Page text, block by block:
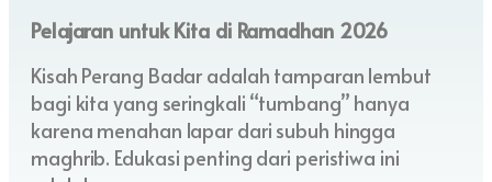
Pelajaran untuk Kita di Ramadhan 2026
Kisah Perang Badar adalah tamparan lembut
bagi kita yang seringkali “tumbang” hanya
karena menahan lapar dari subuh hingga
maghrib. Edukasi penting dari peristiwa ini